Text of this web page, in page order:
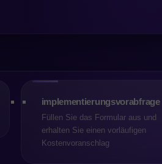
implementierungsvorabfrage
Füllen Sie das Formular aus und
erhalten Sie einen vorläufigen
Kostenvoranschlag
Codequalität, Tests und
Während Apple auf
als 1 Million Euro
kostenlos nutzen